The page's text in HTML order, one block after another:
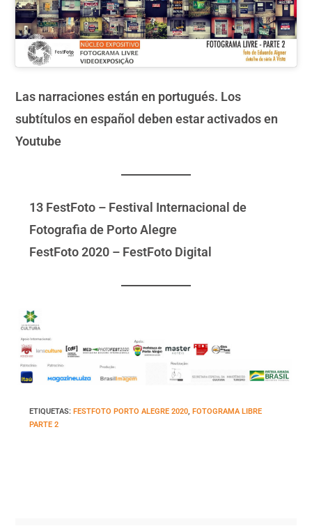
Las narraciones están en portugués. Los
subtítulos en español deben estar activados en
Youtube
13 FestFoto – Festival Internacional de
Fotografia de Porto Alegre
FestFoto 2020 – FestFoto Digital
ETIQUETAS: FESTFOTO PORTO ALEGRE 2020, FOTOGRAMA LIBRE
PARTE 2